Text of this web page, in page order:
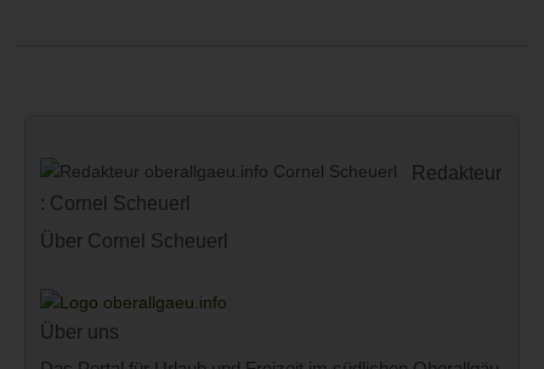
Redakteur
: Cornel Scheuerl
Über Cornel Scheuerl
Über uns